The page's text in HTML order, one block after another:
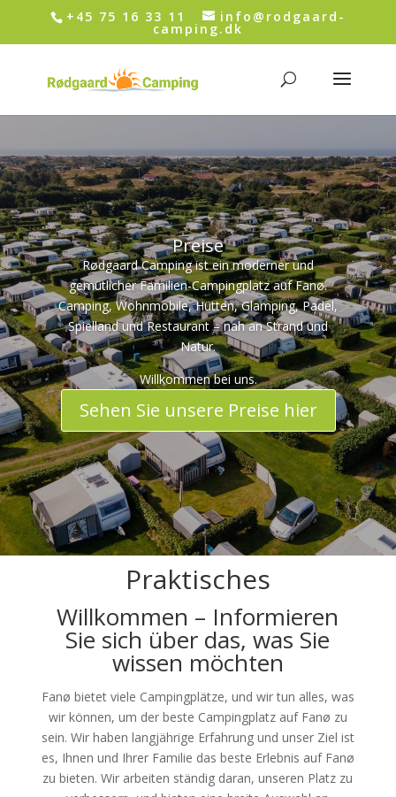
+45 75 16 33 11 info@rodgaard-
camping.dk
Preise
Rødgaard Camping ist ein moderner und
gemütlicher Familien-Campingplatz auf Fanø.
Camping, Wohnmobile, Hütten, Glamping, Padel,
Spielland und Restaurant – nah an Strand und
Natur.
Willkommen bei uns.
Sehen Sie unsere Preise hier
Praktisches
Willkommen – Informieren
Sie sich über das, was Sie
wissen möchten
Fanø bietet viele Campingplätze, und wir tun alles, was
wir können, um der beste Campingplatz auf Fanø zu
sein. Wir haben langjährige Erfahrung und unser Ziel ist
es, Ihnen und Ihrer Familie das beste Erlebnis auf Fanø
zu bieten. Wir arbeiten ständig daran, unseren Platz zu